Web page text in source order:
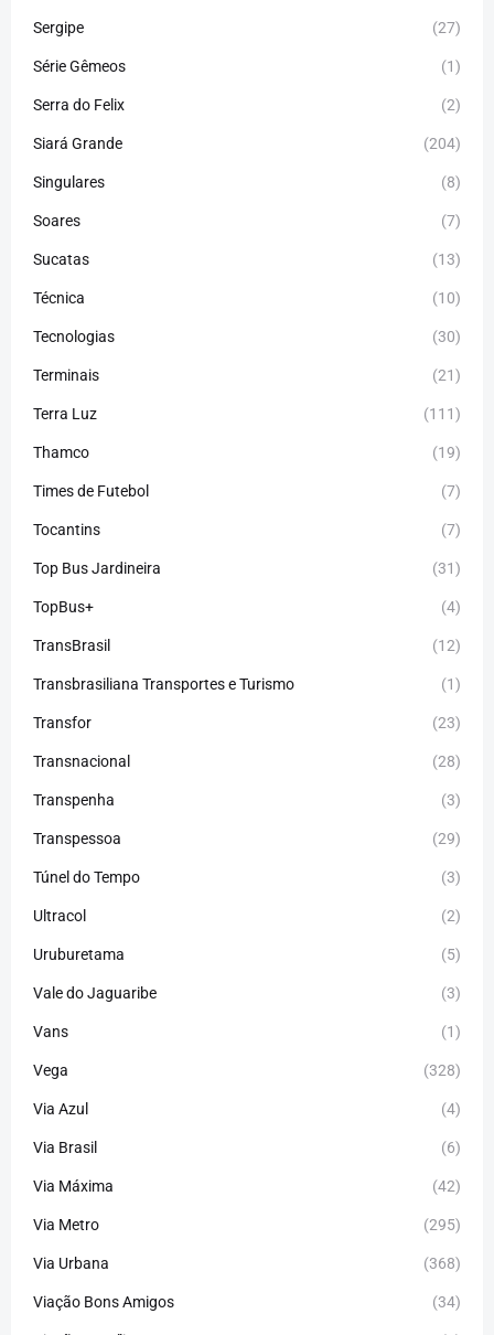
Sergipe (27)
Série Gêmeos (1)
Serra do Felix (2)
Siará Grande (204)
Singulares (8)
Soares (7)
Sucatas (13)
Técnica (10)
Tecnologias (30)
Terminais (21)
Terra Luz (111)
Thamco (19)
Times de Futebol (7)
Tocantins (7)
Top Bus Jardineira (31)
TopBus+ (4)
TransBrasil (12)
Transbrasiliana Transportes e Turismo (1)
Transfor (23)
Transnacional (28)
Transpenha (3)
Transpessoa (29)
Túnel do Tempo (3)
Ultracol (2)
Uruburetama (5)
Vale do Jaguaribe (3)
Vans (1)
Vega (328)
Via Azul (4)
Via Brasil (6)
Via Máxima (42)
Via Metro (295)
Via Urbana (368)
Viação Bons Amigos (34)